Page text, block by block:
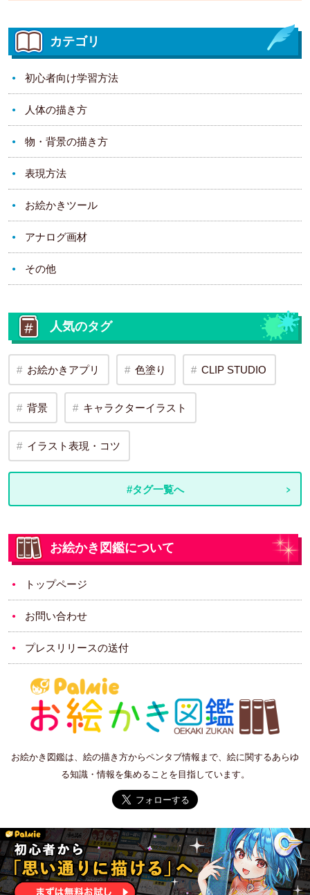
カテゴリ
初心者向け学習方法
人体の描き方
物・背景の描き方
表現方法
お絵かきツール
アナログ画材
その他
人気のタグ
お絵かきアプリ 色塗り CLIP STUDIO
背景 キャラクターイラスト
イラスト表現・コツ
#タグ一覧へ
お絵かき図鑑について
トップページ
お問い合わせ
プレスリリースの送付
お絵かき図鑑は、絵の描き方からペンタブ情報まで、絵に関するあらゆ
る知識・情報を集めることを目指しています。